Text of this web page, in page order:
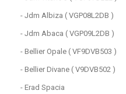
- Jdm Albiza ( VGP08L2DB )
- Jdm Abaca ( VGP09L2DB )
- Bellier Opale ( VF9DVB503 )
- Bellier Divane ( V9DVB502 )
- Erad Spacia